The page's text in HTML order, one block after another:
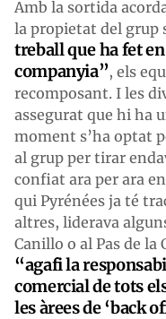
Amb la sortida
la propietat del grup
treball que ha fet
companyia”, els
recomposant. I les
assegurat que hi ha
moment s’ha optat
al grup per tirar
confiat ara per ara en
qui Pyrénées ja té
altres, liderava
Canillo o al Pas de la
“agafi la
comercial de tots
les àrees de ‘back